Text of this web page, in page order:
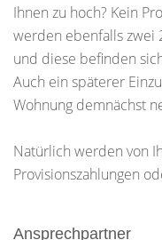
Ihnen zu hoch? Kein
werden ebenfalls zwei
und diese befinden
Auch ein späterer
Wohnung demnächst
Natürlich werden von
Provisionszahlungen
Ansprechpartner